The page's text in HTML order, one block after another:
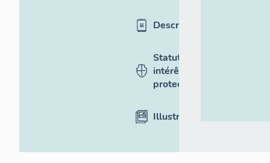
Description
Statut,
intérêt et
protection
Illustrations